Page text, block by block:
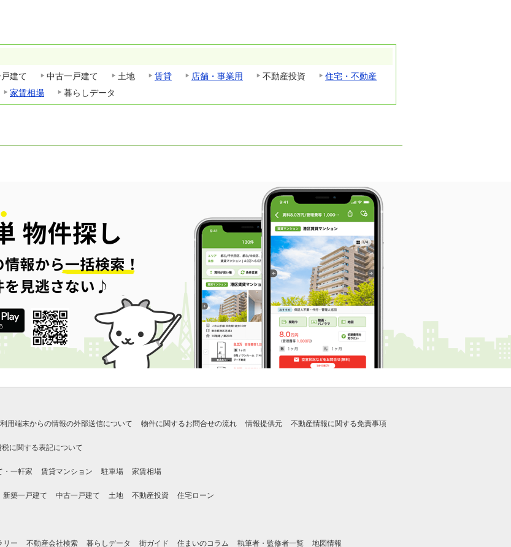
建て 中古一戸建て 土地 賃貸 店舗・事業用 不動産投資
住宅・不動産
家賃相場 暮らしデータ
用端末からの情報の外部送信について 物件に関するお問合せの流れ 情報提供元 不動産情報に関する免責事項
税に関する表記について
・一軒家 賃貸マンション 駐車場 家賃相場
新築一戸建て 中古一戸建て 土地 不動産投資 住宅ローン
リー 不動産会社検索 暮らしデータ 街ガイド 住まいのコラム 執筆者・監修者一覧 地図情報